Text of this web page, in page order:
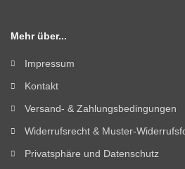
Mehr über...
Impressum
Kontakt
Versand- & Zahlungsbedingungen
Widerrufsrecht & Muster-
Privatsphäre und Datenschutz